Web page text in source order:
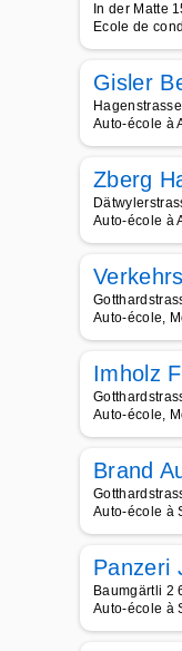
In der Matte
Ecole de
Gisler
Auto-école à
Zberg
Auto-école à
Auto-école,
Imholz
Auto-école,
Brand
Auto-école à
Panzeri
Baumgärtli 2
Auto-école à